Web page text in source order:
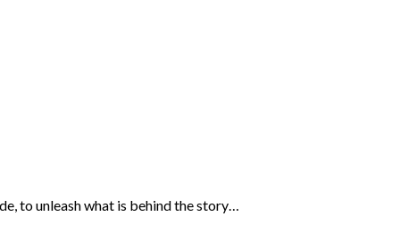
to unleash what is behind the story…